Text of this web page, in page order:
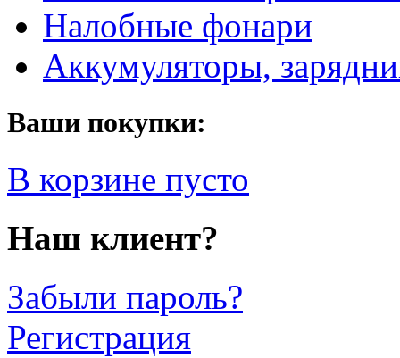
Налобные фонари
Аккумуляторы,
Ваши покупки:
В корзине пусто
Наш клиент?
Забыли пароль?
Регистрация